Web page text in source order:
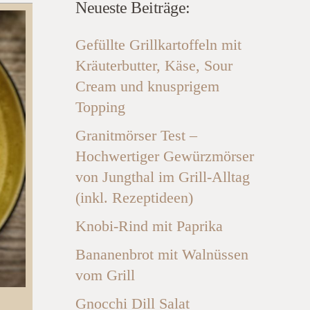
Neueste Beiträge:
Gefüllte Grillkartoffeln mit
Kräuterbutter, Käse, Sour
Cream und knusprigem
Topping
Granitmörser Test –
Hochwertiger Gewürzmörser
von Jungthal im Grill-Alltag
(inkl. Rezeptideen)
Knobi-Rind mit Paprika
Bananenbrot mit Walnüssen
vom Grill
Gnocchi Dill Salat